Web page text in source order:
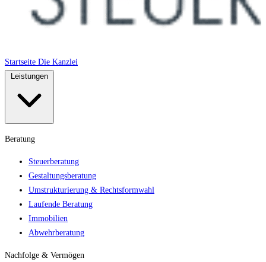
Startseite Die Kanzlei
Beratung
Steuerberatung
Gestaltungsberatung
Umstrukturierung & Rechtsformwahl
Laufende Beratung
Immobilien
Abwehrberatung
Nachfolge & Vermögen